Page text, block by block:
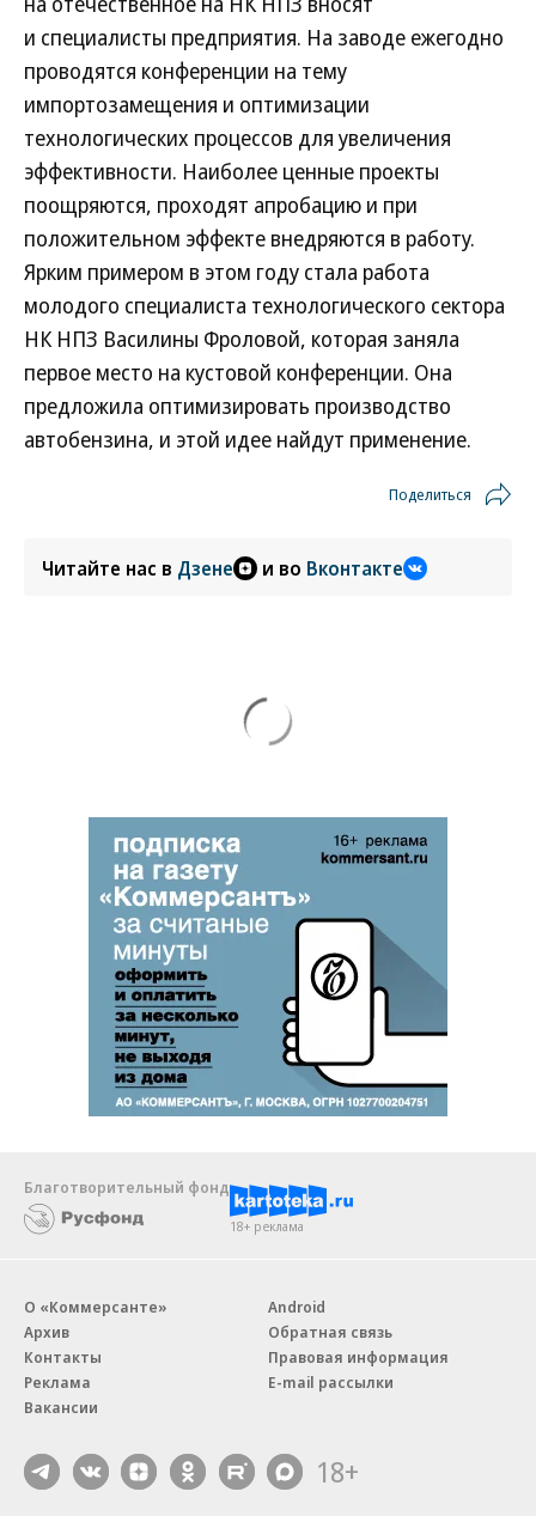
и специалисты предприятия. На заводе ежегодно
проводятся конференции на тему
импортозамещения и оптимизации
технологических процессов для увеличения
эффективности. Наиболее ценные проекты
поощряются, проходят апробацию и при
положительном эффекте внедряются в работу.
Ярким примером в этом году стала работа
молодого специалиста технологического сектора
НК НПЗ Василины Фроловой, которая заняла
первое место на кустовой конференции. Она
предложила оптимизировать производство
автобензина, и этой идее найдут применение.
Поделиться
Читайте нас в Дзене и во Вконтакте
Благотворительный фонд
18+ реклама
О «Коммерсанте»
Архив
Контакты
Реклама
Вакансии
Android
Обратная связь
Правовая информация
E-mail рассылки
18+